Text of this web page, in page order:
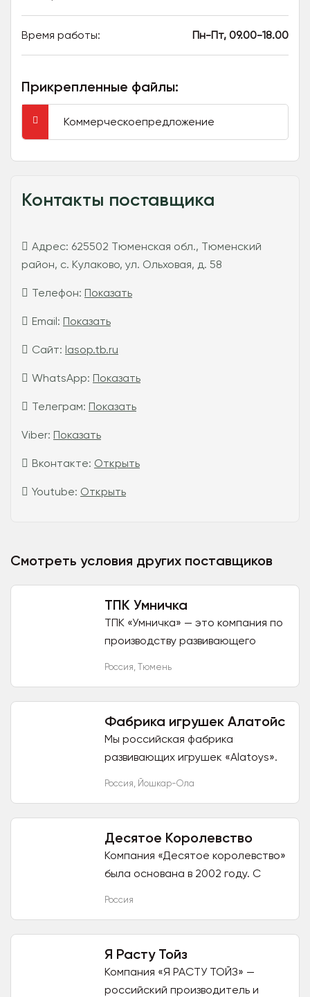
Время работы: Пн-Пт, 09.00-18.00
Прикрепленные файлы:
Коммерческоепредложение
Контакты поставщика
Адрес: 625502 Тюменская обл., Тюменский
район, с. Кулаково, ул. Ольховая, д. 58
Телефон: Показать
Email: Показать
Сайт: lasop.tb.ru
WhatsApp: Показать
Телеграм: Показать
Viber: Показать
Вконтакте: Открыть
Youtube: Открыть
Смотреть условия других поставщиков
ТПК Умничка
ТПК «Умничка» — это компания по
производству развивающего
Россия, Тюмень
Фабрика игрушек Алатойс
Мы российская фабрика
развивающих игрушек «Alatoys».
Приглашаем к сотрудничеству
оптовых клиентов! Мы
Россия, Йошкар-Ола
Десятое Королевство
Компания «Десятое королевство»
была основана в 2002 году. С
Россия
Я Расту Тойз
Компания «Я РАСТУ ТОЙЗ» —
российский производитель и